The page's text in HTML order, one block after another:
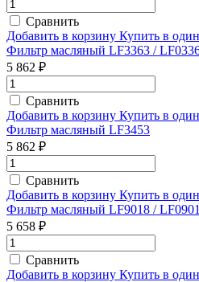
Сравнить
Добавить в корзину Купить в
Фильтр масляный LF3363 /
5 862 ₽
Сравнить
Добавить в корзину Купить в
Фильтр масляный LF3453
5 862 ₽
Сравнить
Добавить в корзину Купить в
Фильтр масляный LF9018 /
5 658 ₽
Сравнить
Добавить в корзину Купить в